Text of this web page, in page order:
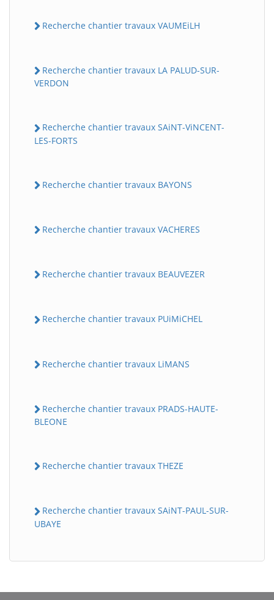
Recherche chantier travaux VAUMEiLH
Recherche chantier travaux LA PALUD-SUR-
VERDON
Recherche chantier travaux SAiNT-ViNCENT-
LES-FORTS
Recherche chantier travaux BAYONS
Recherche chantier travaux VACHERES
Recherche chantier travaux BEAUVEZER
Recherche chantier travaux PUiMiCHEL
Recherche chantier travaux LiMANS
Recherche chantier travaux PRADS-HAUTE-
BLEONE
Recherche chantier travaux THEZE
Recherche chantier travaux SAiNT-PAUL-SUR-
UBAYE
BatiWebPro
BatiWebPro